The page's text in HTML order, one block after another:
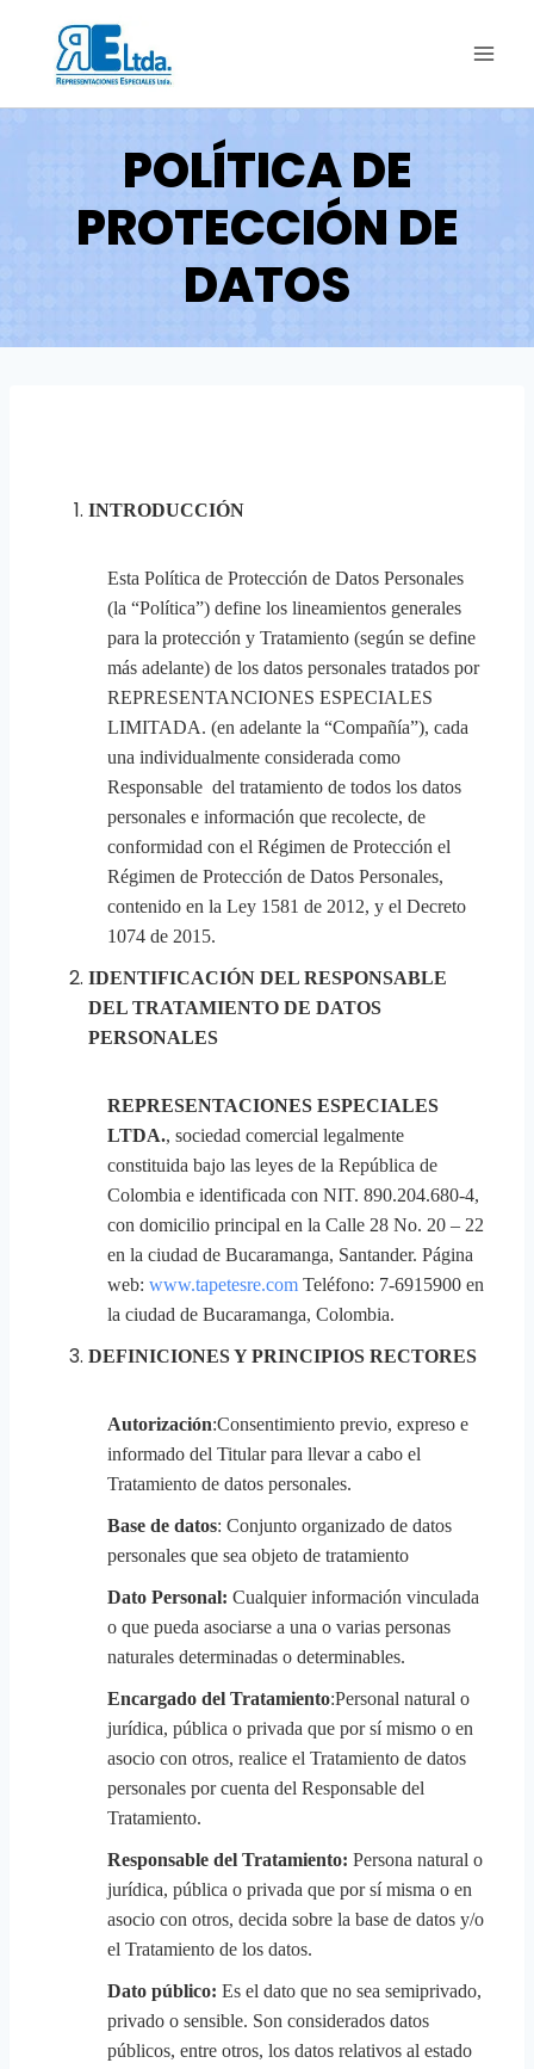
POLÍTICA DE
PROTECCIÓN DE
DATOS
INTRODUCCIÓN
Esta Política de Protección de Datos Personales
(la “Política”) define los lineamientos generales
para la protección y Tratamiento (según se define
más adelante) de los datos personales tratados por
REPRESENTANCIONES ESPECIALES
LIMITADA. (en adelante la “Compañía”), cada
una individualmente considerada como
Responsable del tratamiento de todos los datos
personales e información que recolecte, de
conformidad con el Régimen de Protección el
Régimen de Protección de Datos Personales,
contenido en la Ley 1581 de 2012, y el Decreto
1074 de 2015.
IDENTIFICACIÓN DEL RESPONSABLE
DEL TRATAMIENTO DE DATOS
PERSONALES
REPRESENTACIONES ESPECIALES
LTDA., sociedad comercial legalmente
constituida bajo las leyes de la República de
Colombia e identificada con NIT. 890.204.680-4,
con domicilio principal en la Calle 28 No. 20 – 22
en la ciudad de Bucaramanga, Santander. Página
web: www.tapetesre.com Teléfono: 7-6915900 en
la ciudad de Bucaramanga, Colombia.
DEFINICIONES Y PRINCIPIOS RECTORES
Autorización:Consentimiento previo, expreso e
informado del Titular para llevar a cabo el
Tratamiento de datos personales.
Base de datos: Conjunto organizado de datos
personales que sea objeto de tratamiento
Dato Personal: Cualquier información vinculada
o que pueda asociarse a una o varias personas
naturales determinadas o determinables.
Encargado del Tratamiento:Personal natural o
jurídica, pública o privada que por sí mismo o en
asocio con otros, realice el Tratamiento de datos
personales por cuenta del Responsable del
Tratamiento.
Responsable del Tratamiento: Persona natural o
jurídica, pública o privada que por sí misma o en
asocio con otros, decida sobre la base de datos y/o
el Tratamiento de los datos.
Dato público: Es el dato que no sea semiprivado,
privado o sensible. Son considerados datos
públicos, entre otros, los datos relativos al estado